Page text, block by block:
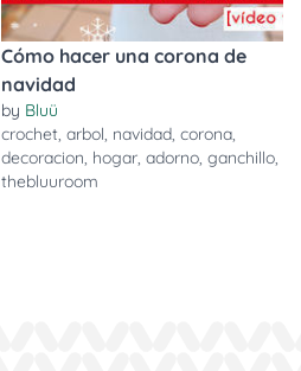
Cómo hacer una corona de
navidad
by Bluü
crochet, arbol, navidad, corona,
decoracion, hogar, adorno, ganchillo,
thebluuroom